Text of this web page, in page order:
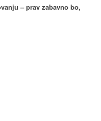
– prav zabavno bo,